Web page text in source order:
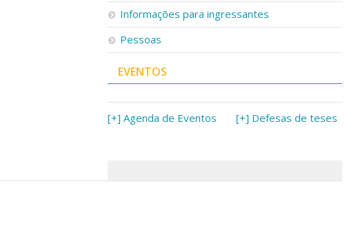
Informações para ingressantes
Pessoas
EVENTOS
[+] Agenda de Eventos [+] Defesas de teses